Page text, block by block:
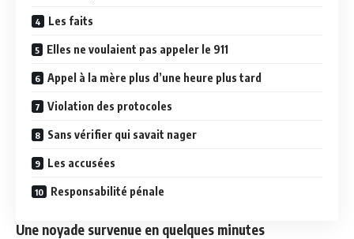
Les faits
Elles ne voulaient pas appeler le 911
Appel à la mère plus d’une heure plus tard
Violation des protocoles
Sans vérifier qui savait nager
Les accusées
Responsabilité pénale
Une noyade survenue en quelques minutes